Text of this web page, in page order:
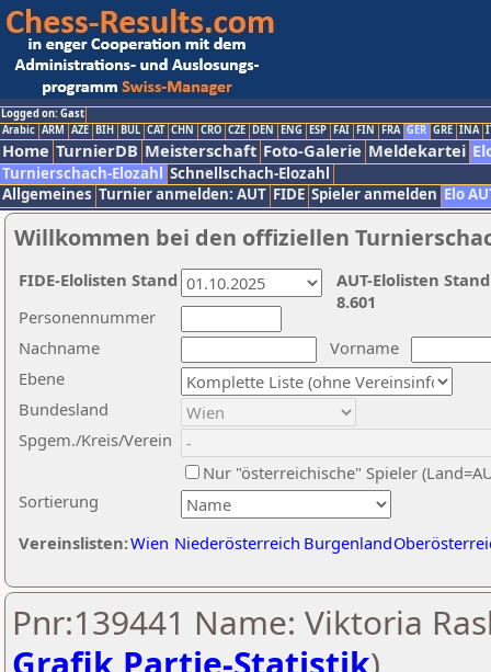
Logged on: Gast
Arabic ARM AZE BIH BUL CAT CHN CRO CZE DEN ENG ESP FAI FIN FRA GER GRE INA
Home TurnierDB Meisterschaft Foto-Galerie Meldekartei
Turnierschach-Elozahl Schnellschach-Elozahl
Allgemeines Turnier anmelden: AUT FIDE Spieler anmelden Elo
Willkommen bei den offiziellen
Nachname
Vorname
Ebene
Sortierung
Personennummer
Bundesland
Spgem./Kreis/Verein
Nur "österreichische" Spieler
Vereinslisten:Wien Niederösterreich Burgenland
AUT-Elolisten
8.601
FIDE-Elolisten Stand
Pnr:139441 Name: Viktoria